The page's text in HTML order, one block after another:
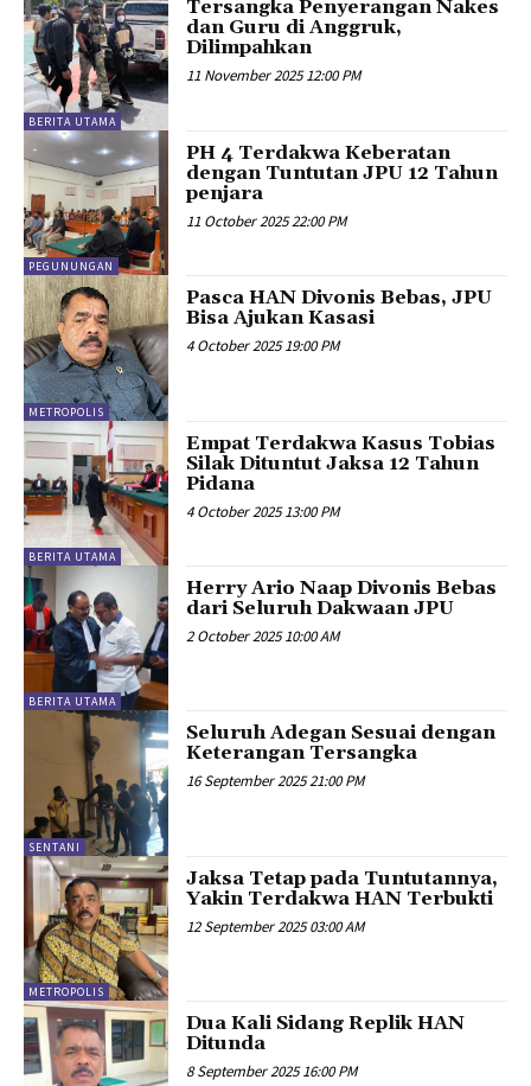
BERITA UTAMA
Tersangka Penyerangan Nakes
dan Guru di Anggruk,
Dilimpahkan
11 November 2025 12:00 PM
PEGUNUNGAN
PH 4 Terdakwa Keberatan
dengan Tuntutan JPU 12 Tahun
penjara
11 October 2025 22:00 PM
METROPOLIS
Pasca HAN Divonis Bebas, JPU
Bisa Ajukan Kasasi
4 October 2025 19:00 PM
BERITA UTAMA
Empat Terdakwa Kasus Tobias
Silak Dituntut Jaksa 12 Tahun
Pidana
4 October 2025 13:00 PM
BERITA UTAMA
Herry Ario Naap Divonis Bebas
dari Seluruh Dakwaan JPU
2 October 2025 10:00 AM
SENTANI
Seluruh Adegan Sesuai dengan
Keterangan Tersangka
16 September 2025 21:00 PM
METROPOLIS
Jaksa Tetap pada Tuntutannya,
Yakin Terdakwa HAN Terbukti
12 September 2025 03:00 AM
Dua Kali Sidang Replik HAN
Ditunda
8 September 2025 16:00 PM